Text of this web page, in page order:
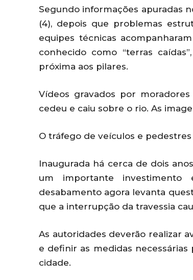
Segundo informações apuradas
(4), depois que problemas
equipes técnicas
conhecido como “terras
próxima aos pilares.
Vídeos gravados por
cedeu e caiu sobre o rio. As
O tráfego de veículos e
Inaugurada há cerca de dois
um importante investimento
desabamento agora levanta
que a interrupção da travessia
As autoridades deverão realizar
e definir as medidas
cidade.